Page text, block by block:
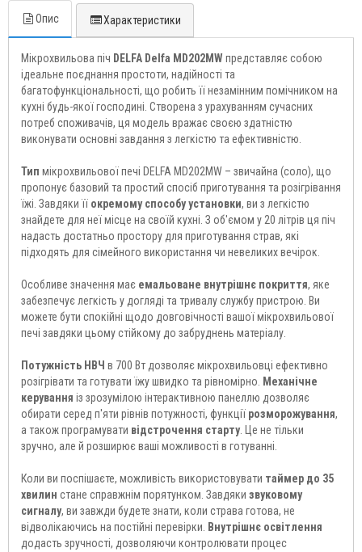
Опис Характеристики
Мікрохвильова піч DELFA Delfa MD202MW представляє собою
ідеальне поєднання простоти, надійності та
багатофункціональності, що робить її незамінним помічником на
кухні будь-якої господині. Створена з урахуванням сучасних
потреб споживачів, ця модель вражає своєю здатністю
виконувати основні завдання з легкістю та ефективністю.
Тип мікрохвильової печі DELFA MD202MW – звичайна (соло), що
пропонує базовий та простий спосіб приготування та розігрівання
їжі. Завдяки її окремому способу установки, ви з легкістю
знайдете для неї місце на своїй кухні. З об'ємом у 20 літрів ця піч
надасть достатньо простору для приготування страв, які
підходять для сімейного використання чи невеликих вечірок.
Особливе значення має емальоване внутрішнє покриття, яке
забезпечує легкість у догляді та тривалу службу пристрою. Ви
можете бути спокійні щодо довговічності вашої мікрохвильової
печі завдяки цьому стійкому до забруднень матеріалу.
Потужність НВЧ в 700 Вт дозволяє мікрохвильовці ефективно
розігрівати та готувати їжу швидко та рівномірно. Механічне
керування із зрозумілою інтерактивною панеллю дозволяє
обирати серед п'яти рівнів потужності, функції розморожування,
а також програмувати відстрочення старту. Це не тільки
зручно, але й розширює ваші можливості в готуванні.
Коли ви поспішаєте, можливість використовувати таймер до 35
хвилин стане справжнім порятунком. Завдяки звуковому
сигналу, ви завжди будете знати, коли страва готова, не
відволікаючись на постійні перевірки. Внутрішнє освітлення
додасть зручності, дозволяючи контролювати процес